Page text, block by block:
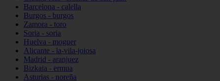
Barcelona - calella
Burgos - burgos
Zamora - toro
Soria - soria
Huelva - moguer
Alicante - la-vila-joiosa
Madrid - aranjuez
Bizkaia - ermua
Asturias - noreña